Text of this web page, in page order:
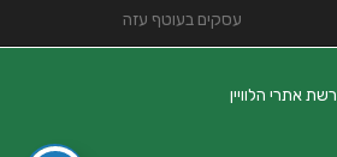
עסקים בעוטף עזה
רשת אתרי הלוויין